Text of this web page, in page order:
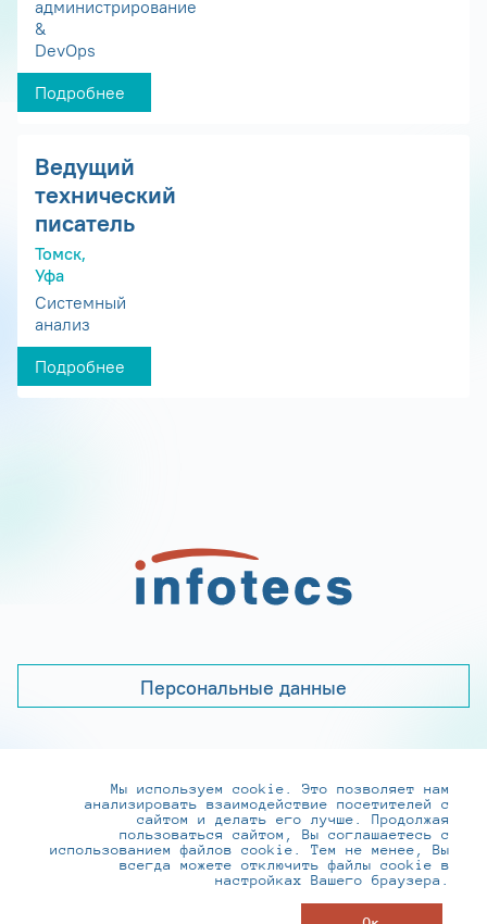
администрирование
&
DevOps
Подробнее
Ведущий
технический
писатель
Томск,
Уфа
Системный
анализ
Подробнее
Персональные данные
+7 (495) 737-6192, 8-800-250-0-260
practice@infotecs.ru,hr@infotecs.ru
127273, г. Москва, Отрадная ул., 2Б строение 1
Мы используем cookie. Это позволяет нам
анализировать взаимодействие посетителей с
сайтом и делать его лучше. Продолжая
пользоваться сайтом, Вы соглашаетесь с
использованием файлов cookie. Тем не менее, Вы
всегда можете отключить файлы cookie в
настройках Вашего браузера.